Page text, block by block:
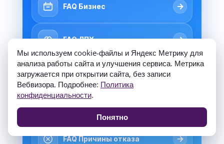
FAQ Бизнес →
FAQ ЛПХ →
FAQ Документы
FAQ: Подача через
Госуслуги
→
FAQ Причины отказа →
Мы используем cookie-файлы и Яндекс Метрику для
анализа работы сайта и улучшения сервиса. Метрика
загружается при открытии сайта, без записи
Вебвизора. Подробнее: Политика
конфиденциальности.
Понятно